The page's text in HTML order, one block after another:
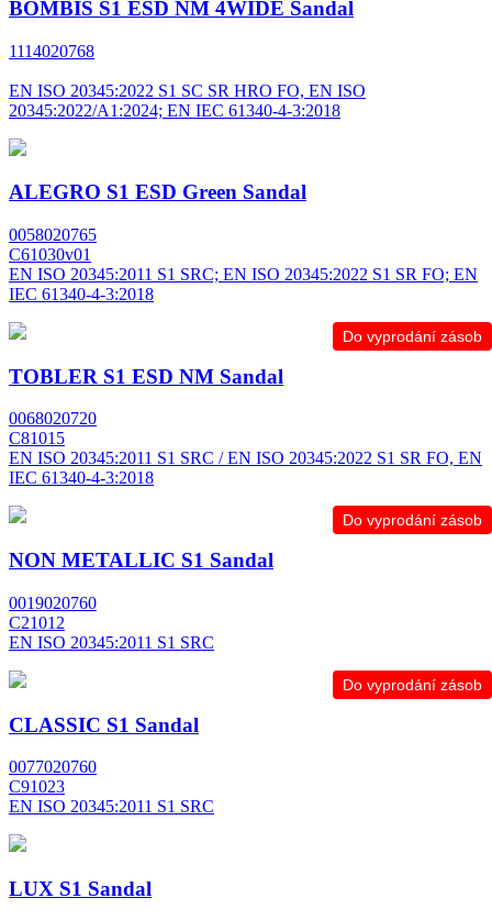
BOMBIS S1 ESD NM 4WIDE Sandal
1114020768
EN ISO 20345:2022 S1 SC SR HRO FO, EN ISO
20345:2022/A1:2024; EN IEC 61340-4-3:2018
ALEGRO S1 ESD Green Sandal
0058020765
C61030v01
EN ISO 20345:2011 S1 SRC; EN ISO 20345:2022 S1 SR FO; EN
IEC 61340-4-3:2018
Do vyprodání zásob
TOBLER S1 ESD NM Sandal
0068020720
C81015
EN ISO 20345:2011 S1 SRC / EN ISO 20345:2022 S1 SR FO, EN
IEC 61340-4-3:2018
Do vyprodání zásob
NON METALLIC S1 Sandal
0019020760
C21012
EN ISO 20345:2011 S1 SRC
Do vyprodání zásob
CLASSIC S1 Sandal
0077020760
C91023
EN ISO 20345:2011 S1 SRC
LUX S1 Sandal